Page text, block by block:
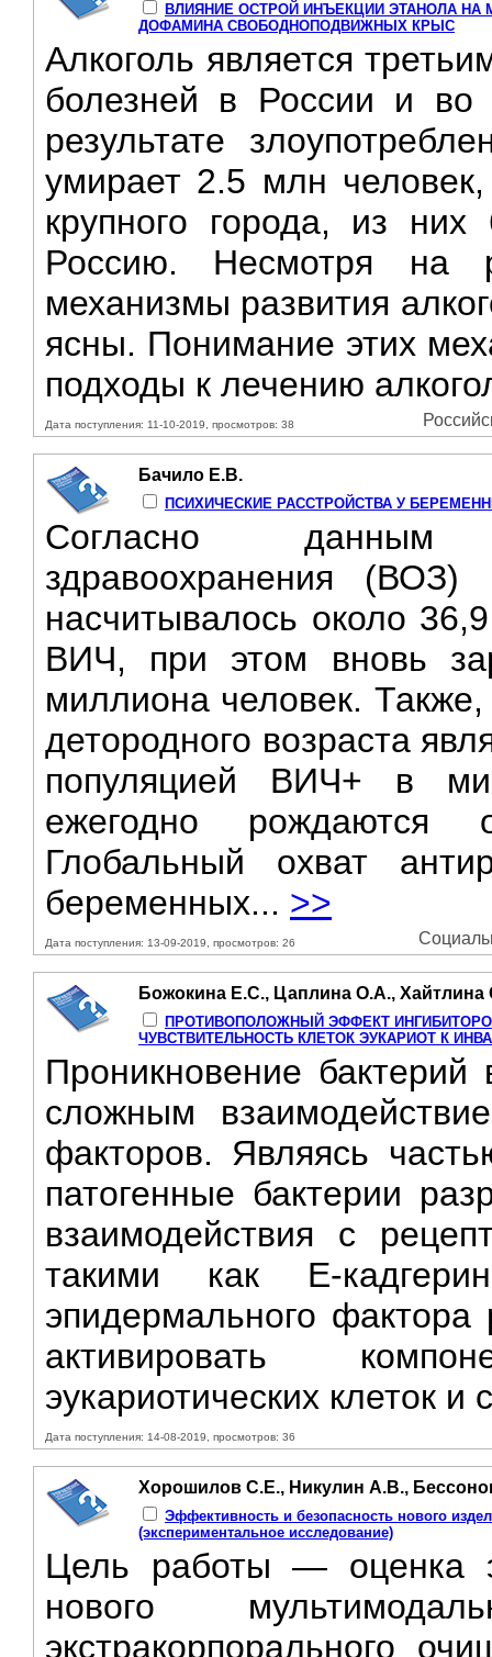
ВЛИЯНИЕ ОСТРОЙ ИНЪЕКЦИИ ЭТАНОЛА
ДОФАМИНА СВОБОДНОПОДВИЖНЫХ КРЫС
Алкоголь является
болезней в России и
результате
умирает 2.5 млн
крупного города, из
Россию. Несмотря на
механизмы развития
ясны. Понимание этих
подходы к лечению
Дата поступления: 11-10-2019, просмотров: 38
Бачило Е.В.
ПСИХИЧЕСКИЕ РАССТРОЙСТВА У
Согласно данным
здравоохранения
насчитывалось около
ВИЧ, при этом вновь
миллиона человек.
детородного возраста
популяцией ВИЧ+ в
ежегодно рождаются
Глобальный охват
беременных... >>
Дата поступления: 13-09-2019, просмотров: 26
Божокина Е.С., Цаплина О.А.,
ПРОТИВОПОЛОЖНЫЙ ЭФФЕКТ
ЧУВСТВИТЕЛЬНОСТЬ КЛЕТОК ЭУКАРИОТ К
Проникновение бактерий
сложным
факторов. Являясь
патогенные бактерии
взаимодействия с
такими как Е-
эпидермального фактора
активировать
эукариотических клеток
Дата поступления: 14-08-2019, просмотров: 36
Хорошилов С.Е., Никулин А.В.,
Эффективность и безопасность нового
(экспериментальное исследование)
Цель работы — оценка
нового
экстракорпорального